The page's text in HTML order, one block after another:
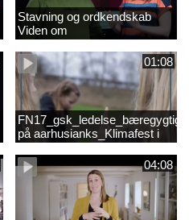
Stavning og ordkendskab
Viden om
stavevanskeligheder
01:08
på aarhusianks_Klimafest i
børnehøjde
04:08